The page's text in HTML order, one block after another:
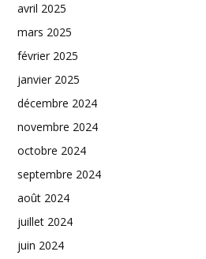
avril 2025
mars 2025
février 2025
janvier 2025
décembre 2024
novembre 2024
octobre 2024
septembre 2024
août 2024
juillet 2024
juin 2024